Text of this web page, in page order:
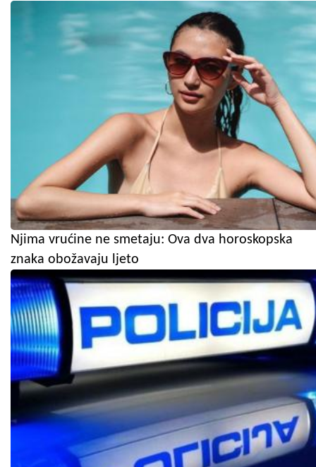
Njima vrućine ne smetaju: Ova dva horoskopska
znaka obožavaju ljeto